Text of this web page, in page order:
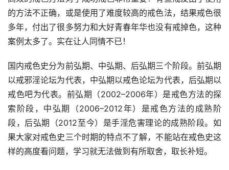
的方法不正确，或是使用了难度较高的戒色法，结果戒色很
多年，付出了很多努力和大好青春年华也没有戒掉色，这种
案例太多了。实在让人同情不已！
国内戒色史分为前弘期、中弘期、后弘期三个阶段。前弘期
以戒邪淫论坛为代表，中弘期以戒色论坛为代表，后弘期以
戒色吧为代表。前弘期（2002–2006年）是戒色方法的探
索阶段，中弘期（2006–2012年）是戒色方法的成熟阶
段，后弘期（2012至今）是手淫危害理论的成熟阶段。如
果大家对戒色史三个时期的特点不了解，不能站在戒色史这
样的高度看问题，学习就无法做到有所取舍，取长补短。